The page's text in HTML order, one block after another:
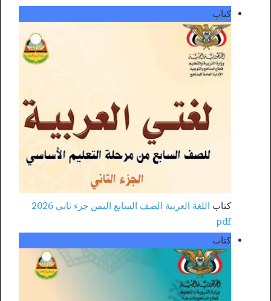
كتاب
كتاب
اللغة العربية الصف السابع اليمن جزء ثاني 2026
pdf
كتاب